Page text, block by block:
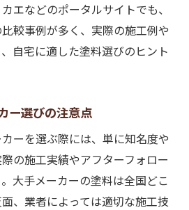
エなどのポータルサイトでも、
較事例が多く、実際の施工例や
自宅に適した塗料選びのヒント
ー選びの注意点
ーを選ぶ際には、単に知名度や
の施工実績やアフターフォロー
大手メーカーの塗料は全国どこ
、業者によっては適切な施工技